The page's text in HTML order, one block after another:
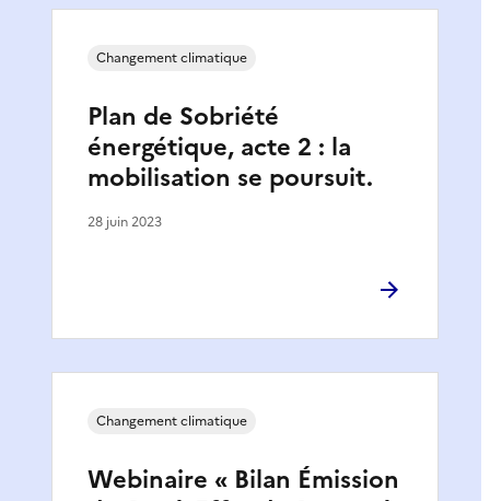
Plan de Sobriété
énergétique, acte 2 : la
mobilisation se poursuit.
Changement climatique
28 juin 2023
Webinaire « Bilan Émission
Changement climatique